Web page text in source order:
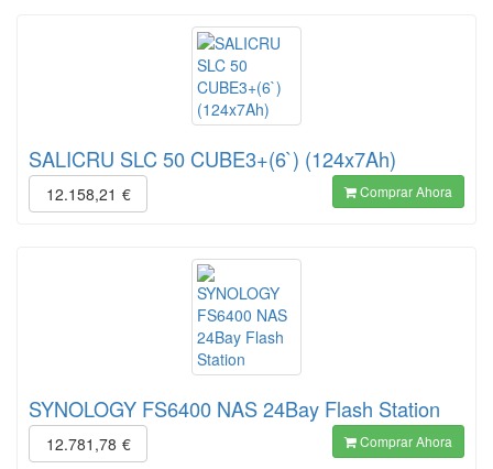
SALICRU SLC 50 CUBE3+(6`) (124x7Ah)
12.158,21 € Comprar Ahora
SYNOLOGY FS6400 NAS 24Bay Flash Station
12.781,78 € Comprar Ahora